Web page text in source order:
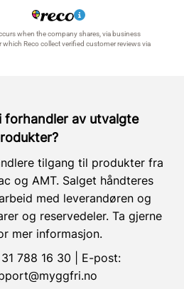
forhandler av utvalgte
tilgang til produkter fra
og AMT. Salget håndteres
med leverandøren og
og reservedeler. Ta gjerne
mer informasjon.
788 16 30 | E-post: